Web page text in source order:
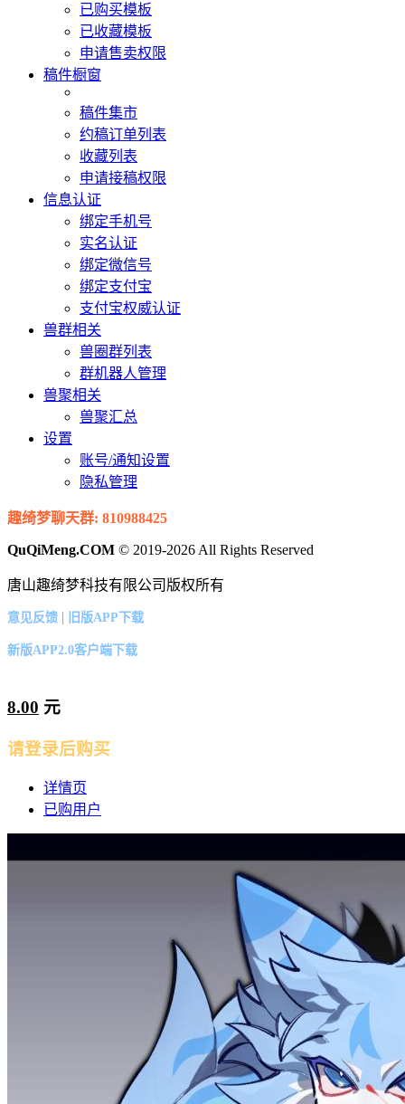
已购买模板
已收藏模板
申请售卖权限
稿件橱窗
稿件集市
约稿订单列表
收藏列表
申请接稿权限
信息认证
绑定手机号
实名认证
绑定微信号
绑定支付宝
支付宝权威认证
兽群相关
兽圈群列表
群机器人管理
兽聚相关
兽聚汇总
设置
账号/通知设置
隐私管理
趣绮梦聊天群: 810988425
QuQiMeng.COM © 2019-2026 All Rights Reserved
唐山趣绮梦科技有限公司版权所有
意见反馈 | 旧版APP下载
新版APP2.0客户端下载
8.00 元
请登录后购买
详情页
已购用户